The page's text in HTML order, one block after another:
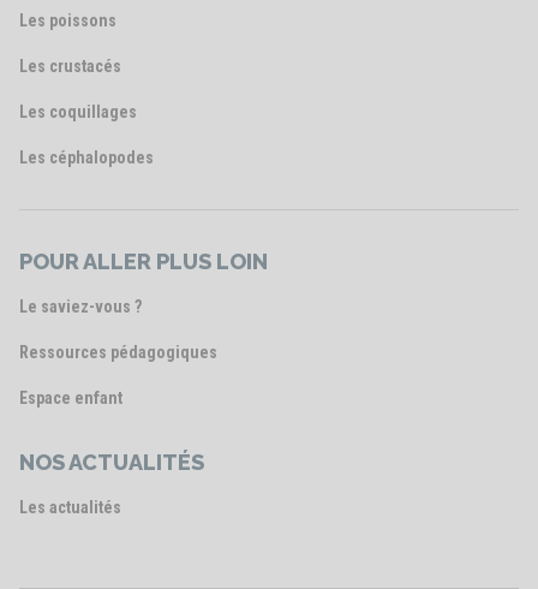
Les poissons
Les crustacés
Les coquillages
Les céphalopodes
POUR ALLER PLUS LOIN
Le saviez-vous ?
Ressources pédagogiques
Espace enfant
NOS ACTUALITÉS
Les actualités